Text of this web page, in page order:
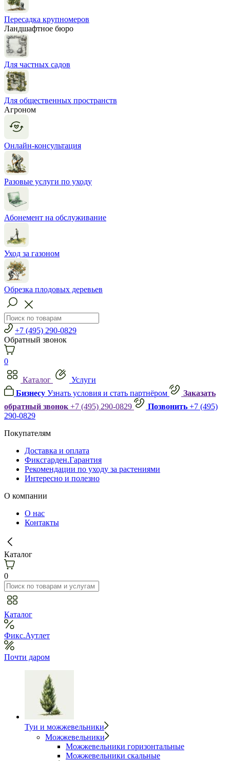
Пересадка крупномеров
Ландшафтное бюро
Для частных садов
Для общественных пространств
Агроном
Онлайн-консультация
Разовые услуги по уходу
Абонемент на обслуживание
Уход за газоном
Обрезка плодовых деревьев
+7 (495) 290-0829
Обратный звонок
0
Каталог
Услуги
Бизнесу Узнать условия и стать партнёром
Заказать
обратный звонок +7 (495) 290-0829 Позвонить +7 (495)
290-0829
Покупателям
Доставка и оплата
Фиксгарден.Гарантия
Рекомендации по уходу за растениями
Интересно и полезно
О компании
О нас
Контакты
Каталог
0
Каталог
Фикс.Аутлет
Почти даром
Туи и можжевельники
Можжевельники
Можжевельники горизонтальные
Можжевельники скальные